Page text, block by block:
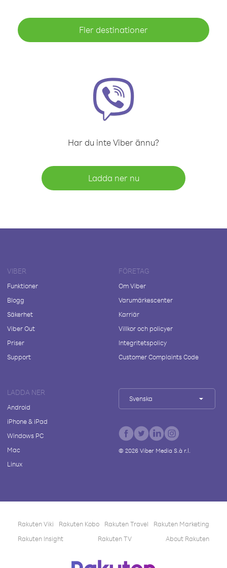
Fler destinationer
Har du inte Viber ännu?
Ladda ner nu
VIBER
Funktioner
Blogg
Säkerhet
Viber Out
Priser
Support
FÖRETAG
Om Viber
Varumärkescenter
Karriär
Villkor och policyer
Integritetspolicy
Customer Complaints Code
LADDA NER
Android
iPhone & iPad
Windows PC
Mac
Linux
Svenska
© 2026Viber Media S.à r.l.
Rakuten Viki Rakuten Kobo Rakuten Travel
Rakuten Marketing
Rakuten Insight
Rakuten TV About Rakuten